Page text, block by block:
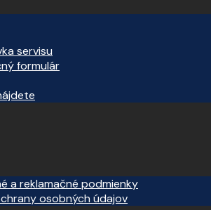
servisu
formulár
a reklamačné podmienky
osobných údajov